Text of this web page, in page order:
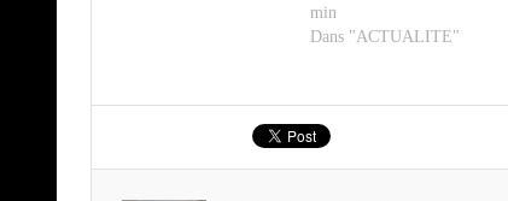
min
Dans "ACTUALITE"